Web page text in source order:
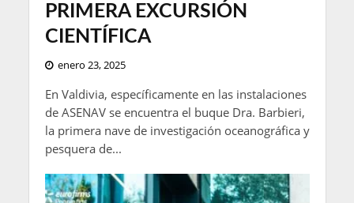
PRIMERA EXCURSIÓN
CIENTÍFICA
enero 23, 2025
En Valdivia, específicamente en las instalaciones
de ASENAV se encuentra el buque Dra. Barbieri,
la primera nave de investigación oceanográfica y
pesquera de...